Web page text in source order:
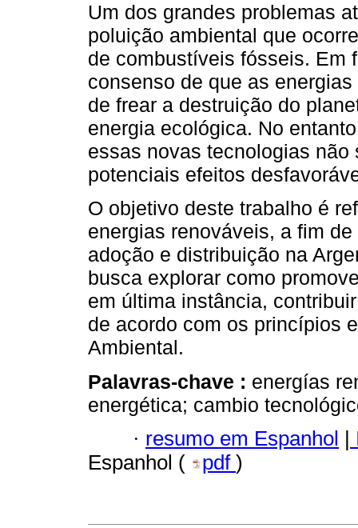
Um dos grandes problemas
poluição ambiental que
de combustíveis fósseis. Em
consenso de que as
de frear a destruição do
energia ecológica. No
essas novas tecnologias
potenciais efeitos
O objetivo deste trabalho é
energias renováveis, a fim
adoção e distribuição na
busca explorar como
em última instância,
de acordo com os princípios
Ambiental.
Palavras-chave : energías
energética; cambio
· resumo em Espanhol
Espanhol (
pdf )